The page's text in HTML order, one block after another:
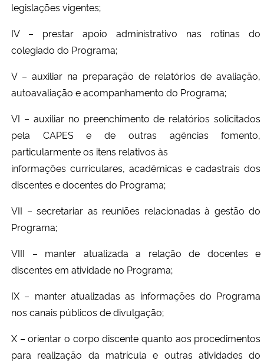
legislações vigentes;
IV – prestar apoio administrativo nas rotinas do
colegiado do Programa;
V – auxiliar na preparação de relatórios de avaliação,
autoavaliação e acompanhamento do Programa;
VI – auxiliar no preenchimento de relatórios solicitados
pela CAPES e de outras agências fomento,
particularmente os itens relativos às
informações curriculares, acadêmicas e cadastrais dos
discentes e docentes do Programa;
VII – secretariar as reuniões relacionadas à gestão do
Programa;
VIII – manter atualizada a relação de docentes e
discentes em atividade no Programa;
IX – manter atualizadas as informações do Programa
nos canais públicos de divulgação;
X – orientar o corpo discente quanto aos procedimentos
para realização da matrícula e outras atividades do